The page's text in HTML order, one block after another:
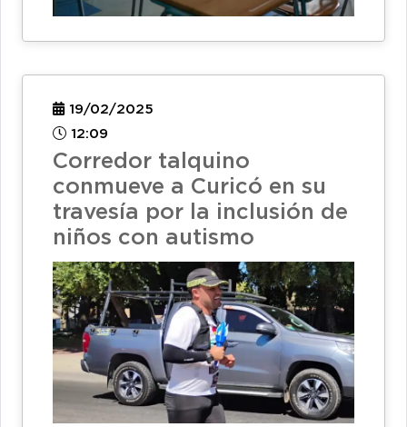
19/02/2025
12:09
Corredor talquino
conmueve a Curicó en su
travesía por la inclusión de
niños con autismo